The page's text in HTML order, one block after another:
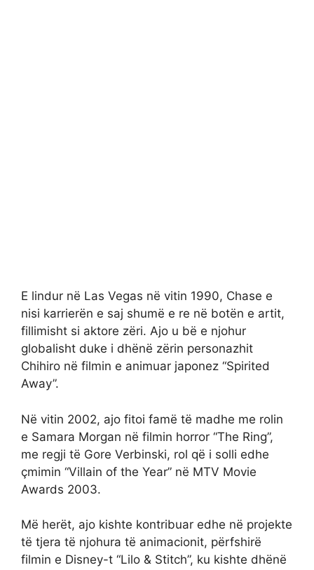
E lindur në Las Vegas në vitin 1990, Chase e
nisi karrierën e saj shumë e re në botën e artit,
fillimisht si aktore zëri. Ajo u bë e njohur
globalisht duke i dhënë zërin personazhit
Chihiro në filmin e animuar japonez “Spirited
Away”.
Në vitin 2002, ajo fitoi famë të madhe me rolin
e Samara Morgan në filmin horror “The Ring”,
me regji të Gore Verbinski, rol që i solli edhe
çmimin “Villain of the Year” në MTV Movie
Awards 2003.
Më herët, ajo kishte kontribuar edhe në projekte
të tjera të njohura të animacionit, përfshirë
filmin e Disney-t “Lilo & Stitch”, ku kishte dhënë